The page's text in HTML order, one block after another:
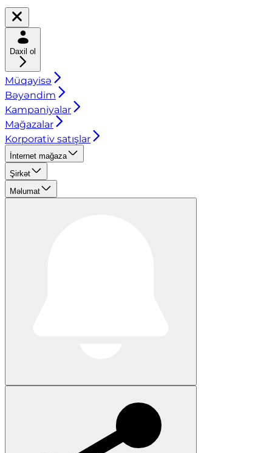
Daxil ol
Müqayisə
Bəyəndim
Kampaniyalar
Mağazalar
Korporativ satışlar
İnternet mağaza
Şirkət
Məlumat